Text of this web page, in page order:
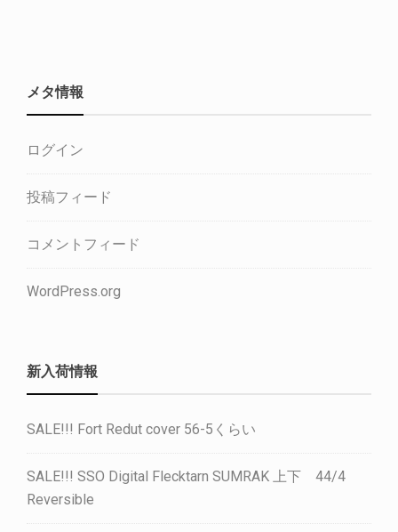
メタ情報
ログイン
投稿フィード
コメントフィード
WordPress.org
新入荷情報
SALE!!! Fort Redut cover 56-5くらい
SALE!!! SSO Digital Flecktarn SUMRAK 上下 44/4
Reversible